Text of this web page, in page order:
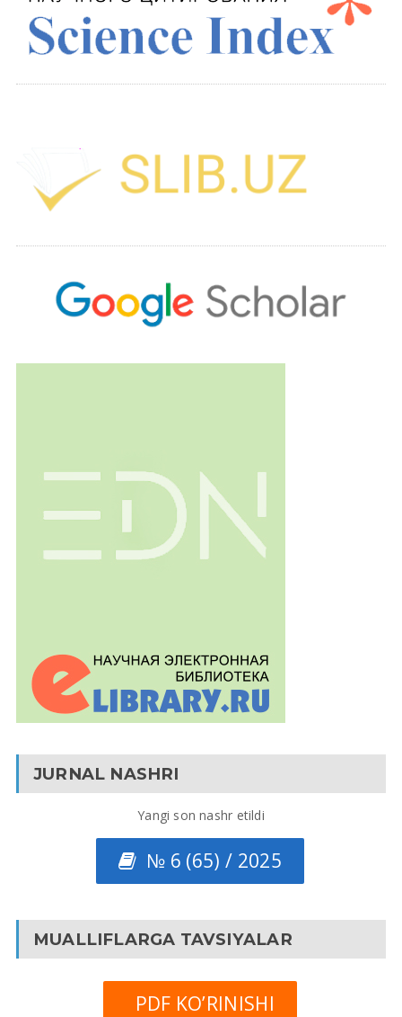
JURNAL NASHRI
Yangi son nashr etildi
№ 6 (65) / 2025
MUALLIFLARGA TAVSIYALAR
PDF KO’RINISHI